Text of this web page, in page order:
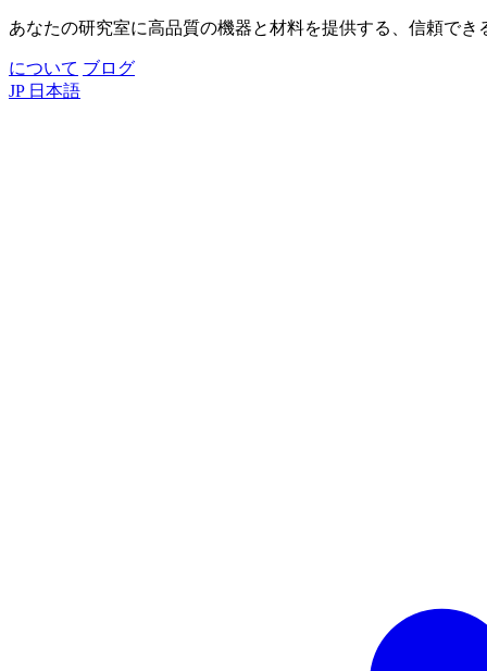
あなたの研究室に高品質の機器と材料を提供する、信頼でき
について ブログ
JP 日本語